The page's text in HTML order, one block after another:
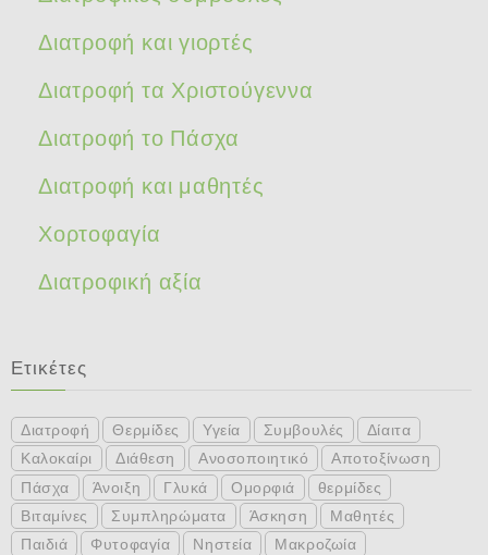
Διατροφή και γιορτές
Διατροφή τα Χριστούγεννα
Διατροφή το Πάσχα
Διατροφή και μαθητές
Χορτοφαγία
Διατροφική αξία
Ετικέτες
Διατροφή Θερμίδες Υγεία Συμβουλές
Δίαιτα
Καλοκαίρι
Διάθεση Ανοσοποιητικό
Αποτοξίνωση
Πάσχα
Άνοιξη Γλυκά Ομορφιά
θερμίδες
Βιταμίνες
Συμπληρώματα Άσκηση
Μαθητές
Παιδιά
Φυτοφαγία Νηστεία
Μακροζωία